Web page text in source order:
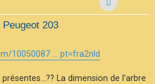
203
10050087 ... pt=fra2nld
La dimension de l'arbre